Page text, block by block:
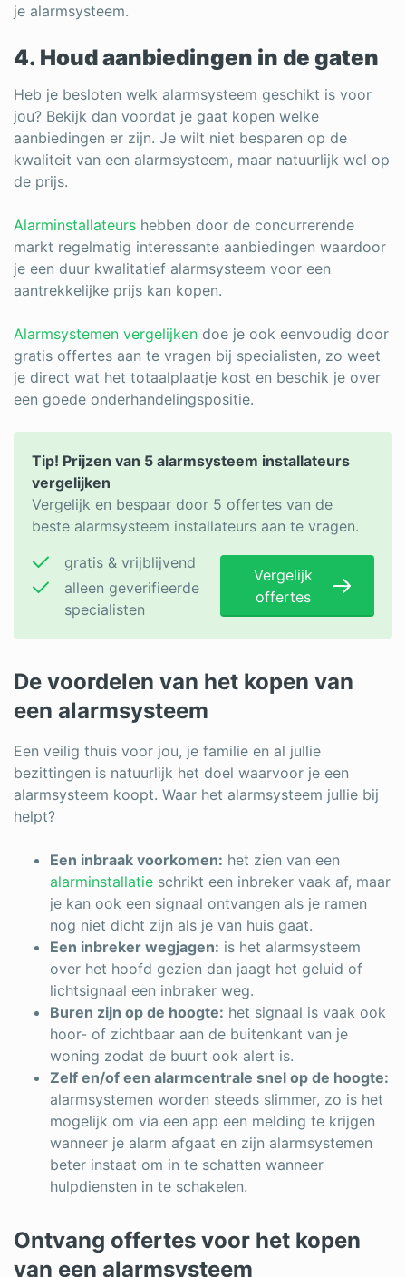
je alarmsysteem.
4. Houd aanbiedingen in de gaten
Heb je besloten welk alarmsysteem geschikt is voor
jou? Bekijk dan voordat je gaat kopen welke
aanbiedingen er zijn. Je wilt niet besparen op de
kwaliteit van een alarmsysteem, maar natuurlijk wel op
de prijs.
Alarminstallateurs hebben door de concurrerende
markt regelmatig interessante aanbiedingen waardoor
je een duur kwalitatief alarmsysteem voor een
aantrekkelijke prijs kan kopen.
Alarmsystemen vergelijken doe je ook eenvoudig door
gratis offertes aan te vragen bij specialisten, zo weet
je direct wat het totaalplaatje kost en beschik je over
een goede onderhandelingspositie.
Tip! Prijzen van 5 alarmsysteem installateurs
vergelijken
Vergelijk en bespaar door 5 offertes van de
beste alarmsysteem installateurs aan te vragen.
gratis & vrijblijvend
alleen geverifieerde
specialisten
Vergelijk
offertes
De voordelen van het kopen van
een alarmsysteem
Een veilig thuis voor jou, je familie en al jullie
bezittingen is natuurlijk het doel waarvoor je een
alarmsysteem koopt. Waar het alarmsysteem jullie bij
helpt?
Een inbraak voorkomen: het zien van een
alarminstallatie schrikt een inbreker vaak af, maar
je kan ook een signaal ontvangen als je ramen
nog niet dicht zijn als je van huis gaat.
Een inbreker wegjagen: is het alarmsysteem
over het hoofd gezien dan jaagt het geluid of
lichtsignaal een inbraker weg.
Buren zijn op de hoogte: het signaal is vaak ook
hoor- of zichtbaar aan de buitenkant van je
woning zodat de buurt ook alert is.
Zelf en/of een alarmcentrale snel op de hoogte:
alarmsystemen worden steeds slimmer, zo is het
mogelijk om via een app een melding te krijgen
wanneer je alarm afgaat en zijn alarmsystemen
beter instaat om in te schatten wanneer
hulpdiensten in te schakelen.
Ontvang offertes voor het kopen
van een alarmsysteem